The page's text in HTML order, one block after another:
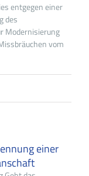
entgegen einer
des
Modernisierung
vom
einer